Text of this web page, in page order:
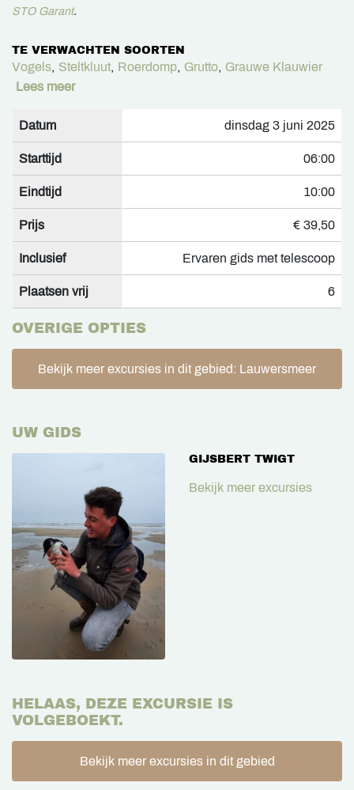
STO Garant.
TE VERWACHTEN SOORTEN
Vogels, Steltkluut, Roerdomp, Grutto, Grauwe Klauwier
Lees meer
Datum dinsdag 3 juni 2025
Starttijd 06:00
Eindtijd 10:00
Prijs € 39,50
Inclusief Ervaren gids met telescoop
Plaatsen vrij 6
OVERIGE OPTIES
Bekijk meer excursies in dit gebied: Lauwersmeer
UW GIDS
GIJSBERT TWIGT
Bekijk meer excursies
HELAAS, DEZE EXCURSIE IS
VOLGEBOEKT.
Bekijk meer excursies in dit gebied